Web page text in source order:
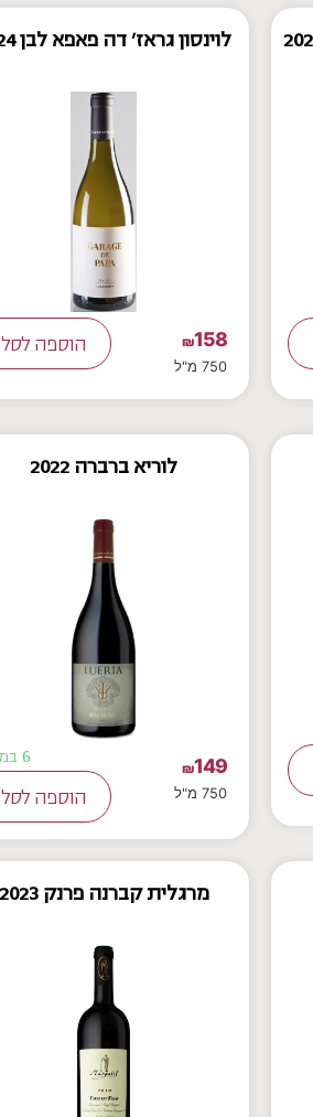
לוינסון גראז' דה פאפא לבן 2024
₪158
750 מ"ל
הוספה לסל
לוריא ברברה 2022
₪149
750 מ"ל
6 במלאי
הוספה לסל
מרגלית קברנה פרנק 2023